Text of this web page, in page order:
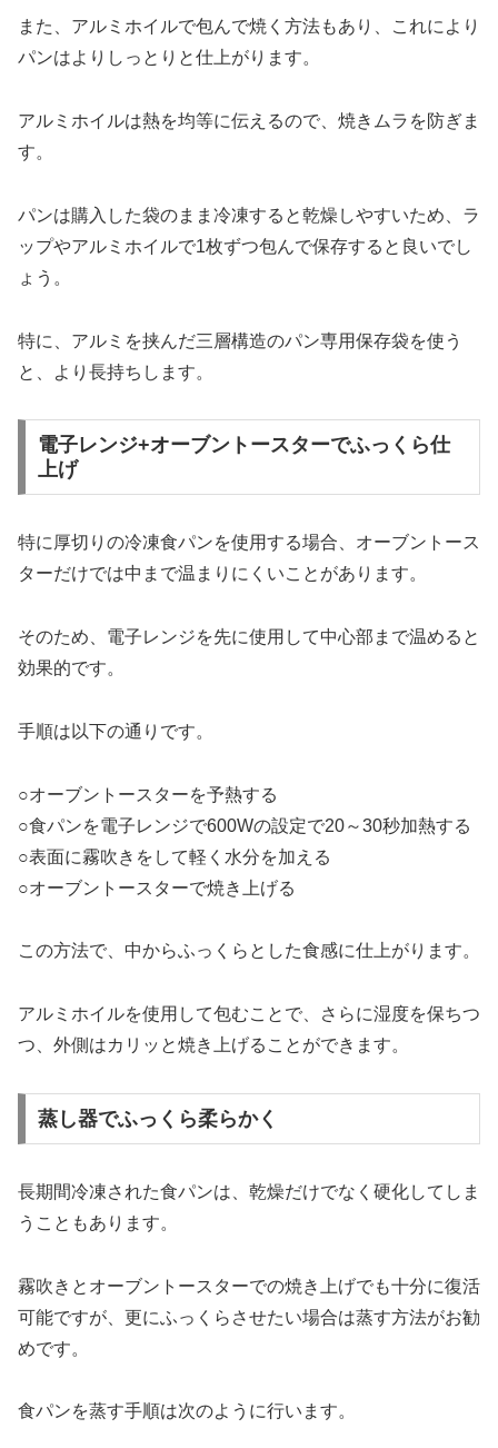
また、アルミホイルで包んで焼く方法もあり、これにより
パンはよりしっとりと仕上がります。
アルミホイルは熱を均等に伝えるので、焼きムラを防ぎま
す。
パンは購入した袋のまま冷凍すると乾燥しやすいため、ラ
ップやアルミホイルで1枚ずつ包んで保存すると良いでし
ょう。
特に、アルミを挟んだ三層構造のパン専用保存袋を使う
と、より長持ちします。
電子レンジ+オーブントースターでふっくら仕
上げ
特に厚切りの冷凍食パンを使用する場合、オーブントース
ターだけでは中まで温まりにくいことがあります。
そのため、電子レンジを先に使用して中心部まで温めると
効果的です。
手順は以下の通りです。
○オーブントースターを予熱する
○食パンを電子レンジで600Wの設定で20～30秒加熱する
○表面に霧吹きをして軽く水分を加える
○オーブントースターで焼き上げる
この方法で、中からふっくらとした食感に仕上がります。
アルミホイルを使用して包むことで、さらに湿度を保ちつ
つ、外側はカリッと焼き上げることができます。
蒸し器でふっくら柔らかく
長期間冷凍された食パンは、乾燥だけでなく硬化してしま
うこともあります。
霧吹きとオーブントースターでの焼き上げでも十分に復活
可能ですが、更にふっくらさせたい場合は蒸す方法がお勧
めです。
食パンを蒸す手順は次のように行います。